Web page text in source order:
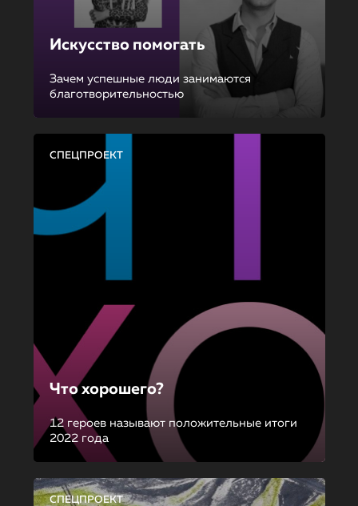
Искусство помогать
Зачем успешные люди занимаются
благотворительностью
СПЕЦПРОЕКТ
Что хорошего?
12 героев называют положительные итоги
2022 года
СПЕЦПРОЕКТ